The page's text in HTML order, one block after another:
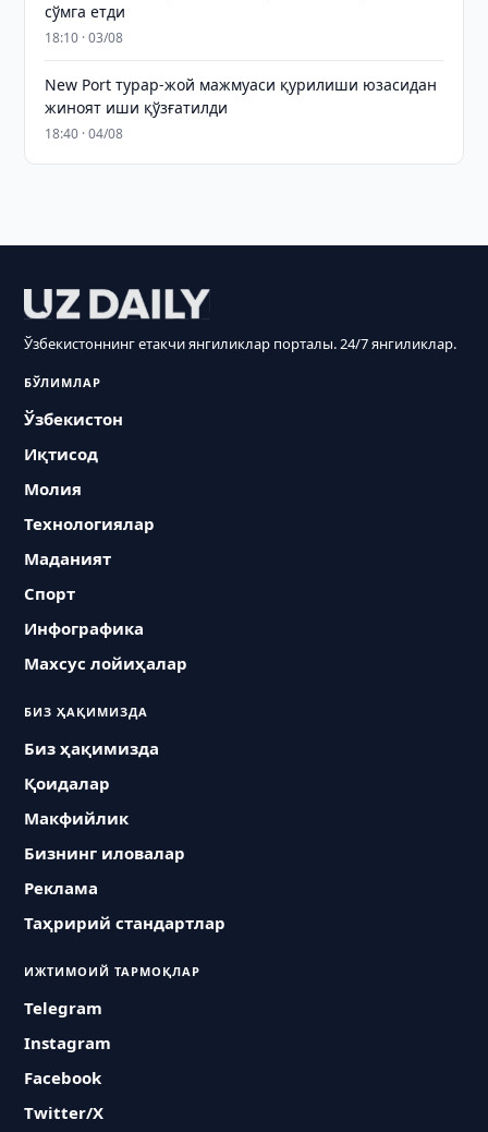
сўмга етди
18:10 · 03/08
New Port турар-жой мажмуаси қурилиши юзасидан
жиноят иши қўзғатилди
18:40 · 04/08
Ўзбекистоннинг етакчи янгиликлар порталы. 24/7 янгиликлар.
БЎЛИМЛАР
Ўзбекистон
Иқтисод
Молия
Технологиялар
Маданият
Спорт
Инфографика
Махсус лойиҳалар
БИЗ ҲАҚИМИЗДА
Биз ҳақимизда
Қоидалар
Макфийлик
Бизнинг иловалар
Реклама
Таҳририй стандартлар
ИЖТИМОИЙ ТАРМОҚЛАР
Telegram
Instagram
Facebook
Twitter/X